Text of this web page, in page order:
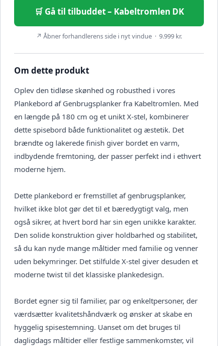
🛒 Gå til tilbuddet – Kabeltromlen DK
↗ Åbner forhandlerens side i nyt vindue · 9.999 kr.
Om dette produkt
Oplev den tidløse skønhed og robusthed i vores
Plankebord af Genbrugsplanker fra Kabeltromlen. Med
en længde på 180 cm og et unikt X-stel, kombinerer
dette spisebord både funktionalitet og æstetik. Det
brændte og lakerede finish giver bordet en varm,
indbydende fremtoning, der passer perfekt ind i ethvert
moderne hjem.
Dette plankebord er fremstillet af genbrugsplanker,
hvilket ikke blot gør det til et bæredygtigt valg, men
også sikrer, at hvert bord har sin egen unikke karakter.
Den solide konstruktion giver holdbarhed og stabilitet,
så du kan nyde mange måltider med familie og venner
uden bekymringer. Det stilfulde X-stel giver desuden et
moderne twist til det klassiske plankedesign.
Bordet egner sig til familier, par og enkeltpersoner, der
værdsætter kvalitetshåndværk og ønsker at skabe en
hyggelig spisestemning. Uanset om det bruges til
dagligdags måltider eller festlige sammenkomster, vil